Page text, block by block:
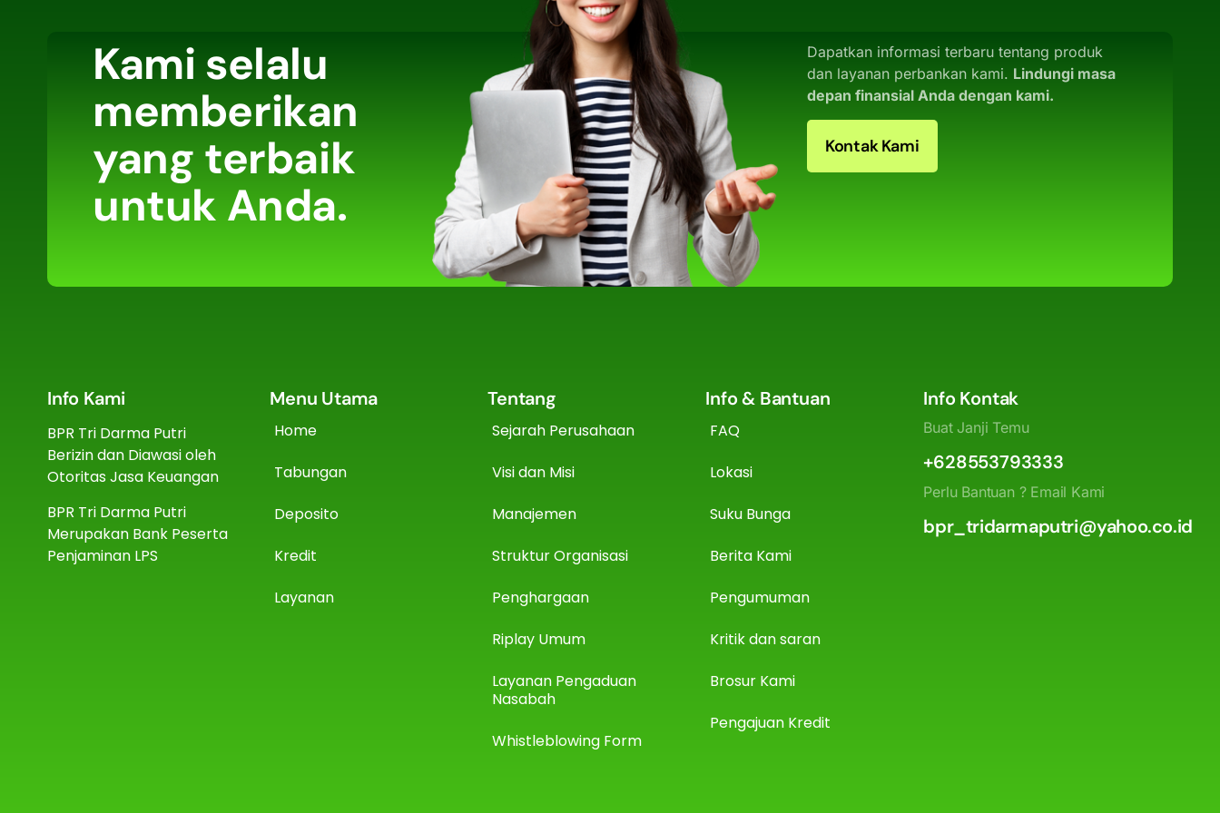
Kami selalu
memberikan
yang terbaik
untuk Anda.
Dapatkan informasi terbaru tentang produk
dan layanan perbankan kami. Lindungi masa
depan finansial Anda dengan kami.
Kontak Kami
Info Kami
BPR Tri Darma Putri
Berizin dan Diawasi oleh
Otoritas Jasa Keuangan
BPR Tri Darma Putri
Merupakan Bank Peserta
Penjaminan LPS
Menu Utama
Home
Tabungan
Deposito
Kredit
Layanan
Tentang
Sejarah Perusahaan
Visi dan Misi
Manajemen
Struktur Organisasi
Penghargaan
Riplay Umum
Layanan Pengaduan
Nasabah
Whistleblowing Form
Info & Bantuan
FAQ
Lokasi
Suku Bunga
Berita Kami
Pengumuman
Kritik dan saran
Brosur Kami
Pengajuan Kredit
Info Kontak
Buat Janji Temu
+628553793333
Perlu Bantuan ? Email Kami
bpr_tridarmaputri@yahoo.co.id